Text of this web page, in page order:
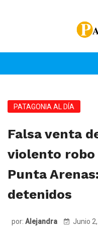
PATAGONIA AL DÍA
Falsa venta
violento robo
Punta
detenidos
por: Alejandra Junio